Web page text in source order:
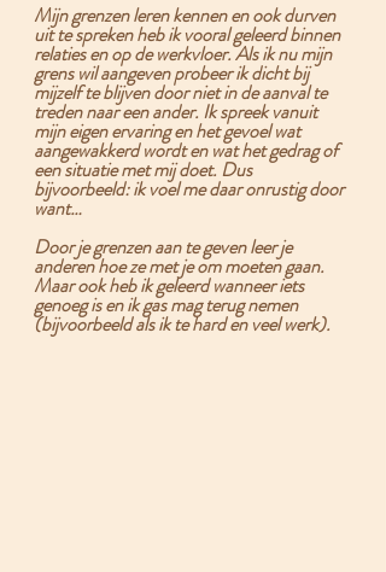
Mijn grenzen leren kennen en ook durven
uit te spreken heb ik vooral geleerd binnen
relaties en op de werkvloer. Als ik nu mijn
grens wil aangeven probeer ik dicht bij
mijzelf te blijven door niet in de aanval te
treden naar een ander. Ik spreek vanuit
mijn eigen ervaring en het gevoel wat
aangewakkerd wordt en wat het gedrag of
een situatie met mij doet. Dus
bijvoorbeeld: ik voel me daar onrustig door
want…
Door je grenzen aan te geven leer je
anderen hoe ze met je om moeten gaan.
Maar ook heb ik geleerd wanneer iets
genoeg is en ik gas mag terug nemen
(bijvoorbeeld als ik te hard en veel werk).